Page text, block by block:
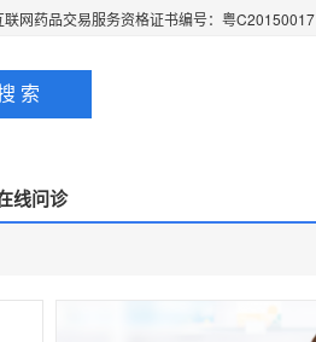
联网药品交易服务资格证书编号：粤C20150017
索
线问诊